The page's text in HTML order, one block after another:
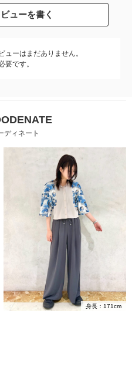
ューを書く
ューはまだありません。
要です。
ディネート
身長：171cm